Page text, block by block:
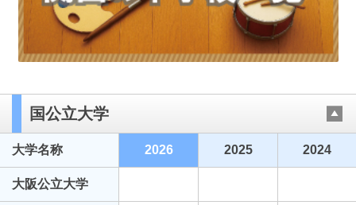
国公立大学
大学名称 2026 2025 2024
大阪公立大学